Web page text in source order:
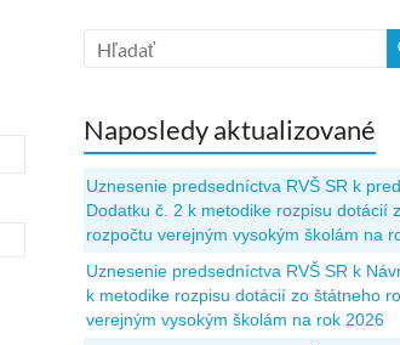
Naposledy aktualizované
Uznesenie predsedníctva RVŠ SR k
Dodatku č. 2 k metodike rozpisu dotácií
rozpočtu verejným vysokým školám na
Uznesenie predsedníctva RVŠ SR k
k metodike rozpisu dotácií zo štátneho
verejným vysokým školám na rok 2026